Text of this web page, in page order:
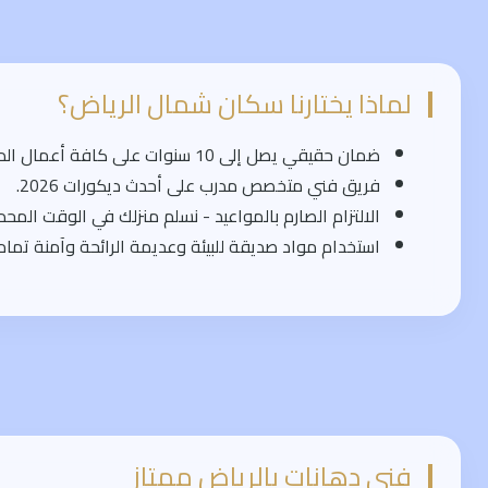
لماذا يختارنا سكان شمال الرياض؟
ضمان حقيقي يصل إلى 10 سنوات على كافة أعمال الدهانات.
فريق فني متخصص مدرب على أحدث ديكورات 2026.
الالتزام الصارم بالمواعيد - نسلم منزلك في الوقت
استخدام مواد صديقة للبيئة وعديمة الرائحة وآمنة
فني دهانات بالرياض ممتاز